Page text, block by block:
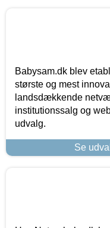
Babysam.dk blev
største og mest
landsdækkende
institutionssalg og
udvalg.
Se